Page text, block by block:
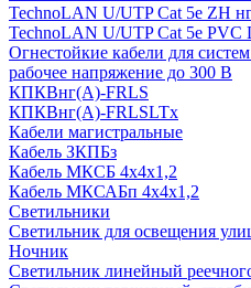
TechnoLAN U/UTP Cat 5e ZH
TechnoLAN U/UTP Cat 5e
Огнестойкие кабели для
рабочее напряжение до 300 В
КПКВнг(A)-FRLS
КПКВнг(A)-FRLSLTx
Кабели магистральные
Кабель ЗКПБз
Кабель МКСБ 4х4х1,2
Кабель МКСАБп 4х4х1,2
Светильники
Светильник для освещения
Ночник
Светильник линейный